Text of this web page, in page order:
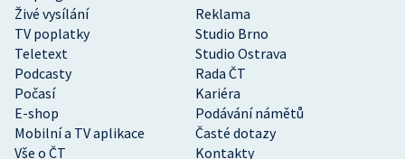
Živé vysílání
Reklama
TV poplatky
Studio Brno
Teletext
Studio Ostrava
Podcasty
Rada ČT
Počasí
Kariéra
E-shop
Podávání námětů
Mobilní a TV aplikace
Časté dotazy
Vše o ČT
Kontakty